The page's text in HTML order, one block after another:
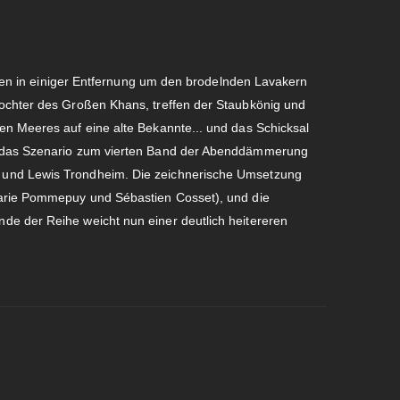
in einiger Entfernung um den brodelnden Lavakern
des Großen Khans, treffen der Staubkönig und
Meeres auf eine alte Bekannte... und das Schicksal
Szenario zum vierten Band der Abenddämmerung
Lewis Trondheim. Die zeichnerische Umsetzung
Pommepuy und Sébastien Cosset), und die
der Reihe weicht nun einer deutlich heitereren